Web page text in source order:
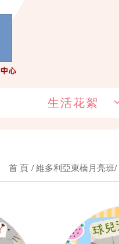
生活花絮
首 頁 維多利亞東橋月亮班